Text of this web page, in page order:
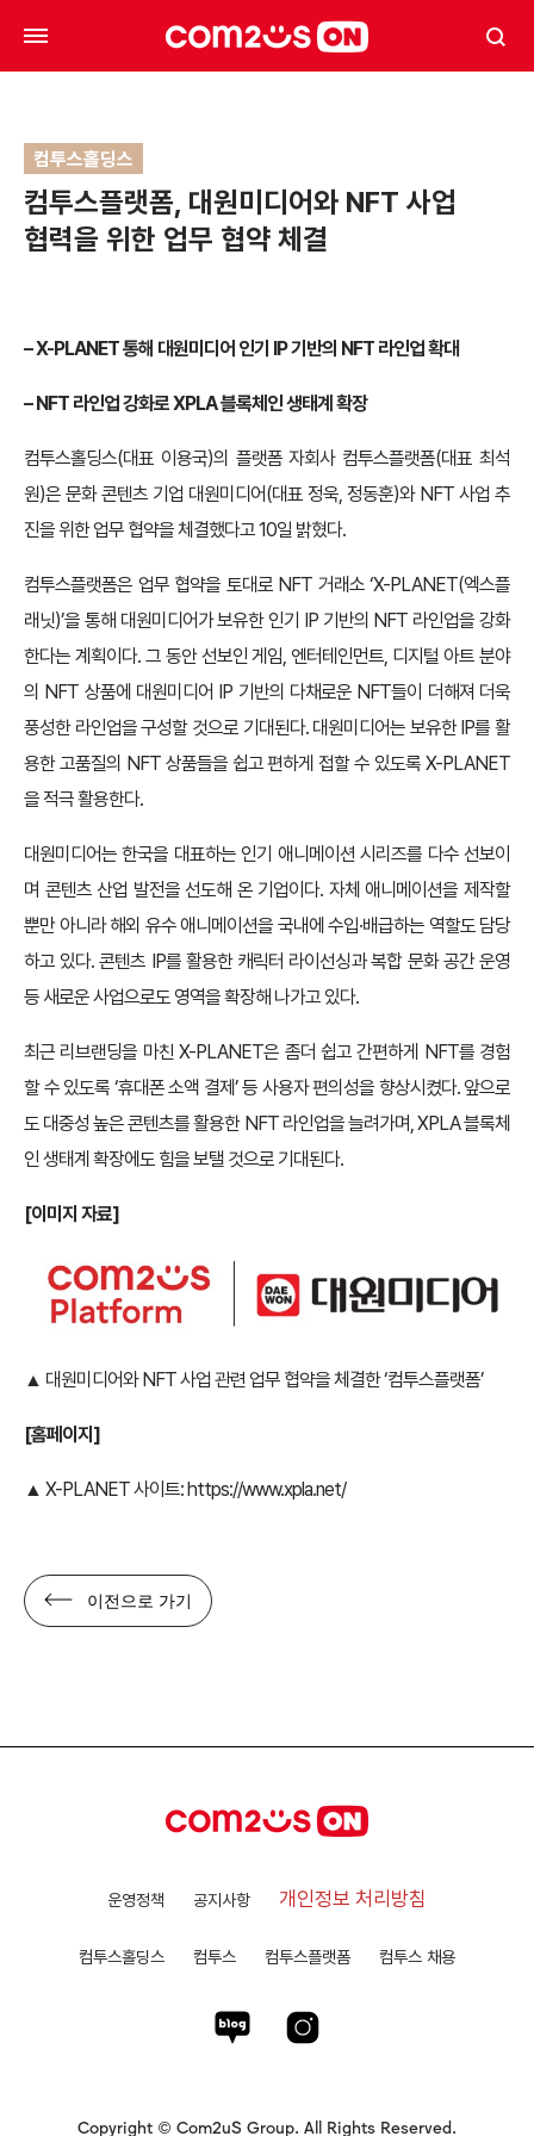
컴투스홀딩스
컴투스플랫폼, 대원미디어와 NFT 사업
협력을 위한 업무 협약 체결
– X-PLANET 통해 대원미디어 인기 IP 기반의 NFT 라인업 확대
– NFT 라인업 강화로 XPLA 블록체인 생태계 확장
컴투스홀딩스(대표 이용국)의 플랫폼 자회사 컴투스플랫폼(대표 최석
원)은 문화 콘텐츠 기업 대원미디어(대표 정욱, 정동훈)와 NFT 사업 추
진을 위한 업무 협약을 체결했다고 10일 밝혔다.
컴투스플랫폼은 업무 협약을 토대로 NFT 거래소 ‘X-PLANET(엑스플
래닛)’을 통해 대원미디어가 보유한 인기 IP 기반의 NFT 라인업을 강화
한다는 계획이다. 그 동안 선보인 게임, 엔터테인먼트, 디지털 아트 분야
의 NFT 상품에 대원미디어 IP 기반의 다채로운 NFT들이 더해져 더욱
풍성한 라인업을 구성할 것으로 기대된다. 대원미디어는 보유한 IP를 활
용한 고품질의 NFT 상품들을 쉽고 편하게 접할 수 있도록 X-PLANET
을 적극 활용한다.
대원미디어는 한국을 대표하는 인기 애니메이션 시리즈를 다수 선보이
며 콘텐츠 산업 발전을 선도해 온 기업이다. 자체 애니메이션을 제작할
뿐만 아니라 해외 유수 애니메이션을 국내에 수입·배급하는 역할도 담당
하고 있다. 콘텐츠 IP를 활용한 캐릭터 라이선싱과 복합 문화 공간 운영
등 새로운 사업으로도 영역을 확장해 나가고 있다.
최근 리브랜딩을 마친 X-PLANET은 좀더 쉽고 간편하게 NFT를 경험
할 수 있도록 ‘휴대폰 소액 결제’ 등 사용자 편의성을 향상시켰다. 앞으로
도 대중성 높은 콘텐츠를 활용한 NFT 라인업을 늘려가며, XPLA 블록체
인 생태계 확장에도 힘을 보탤 것으로 기대된다.
[이미지 자료]
▲ 대원미디어와 NFT 사업 관련 업무 협약을 체결한 ‘컴투스플랫폼’
[홈페이지]
▲ X-PLANET 사이트:https://www.xpla.net/
이전으로 가기
운영정책 공지사항 개인정보 처리방침
컴투스홀딩스 컴투스 컴투스플랫폼 컴투스 채용
Copyright © Com2uS Group. All Rights Reserved.